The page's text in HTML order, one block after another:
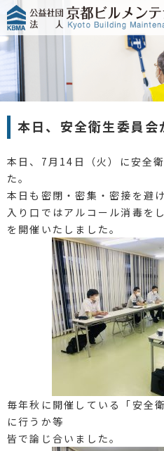
本日、安全衛生委員会
本日、7月14日（火）に安全
た。
本日も密閉・密集・密接を避け
入り口ではアルコール消毒を
を開催いたしました。
毎年秋に開催している「安全
に行うか等
皆で論じ合いました。